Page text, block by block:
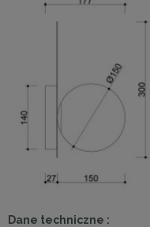
Dane techniczne :